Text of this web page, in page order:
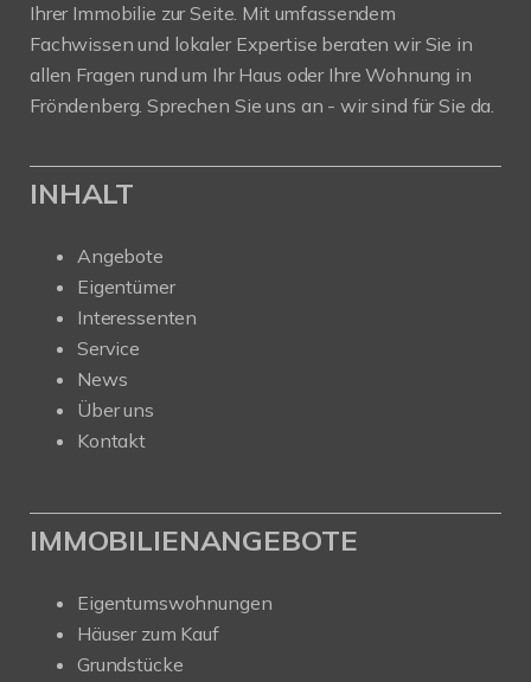
Ihrer Immobilie zur Seite. Mit umfassendem
Fachwissen und lokaler Expertise beraten wir Sie in
allen Fragen rund um Ihr Haus oder Ihre Wohnung in
Fröndenberg. Sprechen Sie uns an - wir sind für Sie da.
INHALT
Angebote
Eigentümer
Interessenten
Service
News
Über uns
Kontakt
IMMOBILIENANGEBOTE
Eigentumswohnungen
Häuser zum Kauf
Grundstücke